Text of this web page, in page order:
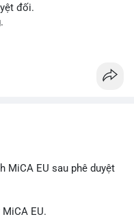
đối.
MiCA EU sau phê duyệt
EU.